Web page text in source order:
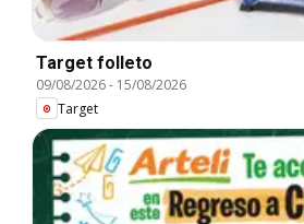
Target folleto
09/08/2026- 15/08/2026
Target